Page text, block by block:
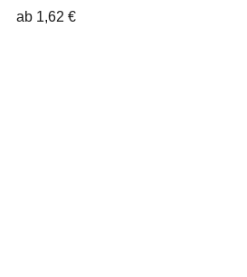
ab 1,62€